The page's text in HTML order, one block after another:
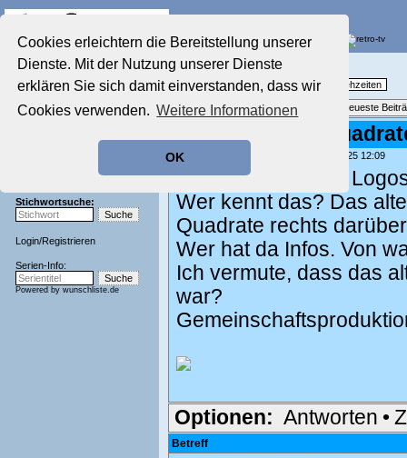
Cookies erleichtern die Bereitstellung unserer
Dienste. Mit der Nutzung unserer Dienste
erklären Sie sich damit einverstanden, dass wir
Cookies verwenden. Weitere Informationen
OK
Startseite
Aktuelles Forum
Film-Forum
Zeichentrick-Forum
Stichwortsuche:
Login/Registrieren
Serien-Info:
Powered by wunschliste.de
Nostalgieecke
TV-Erinnerungen an gute, alte Fernsehzeiten
Themenübersicht • Neues Thema Neueste
BR Logo mit 3
geschrieben von: , 07.03.25 12:09
Wo wir gerade bei
Wer kennt das? Das
Quadrate rechts
Wer hat da Infos. Von
Ich vermute, dass das
war?
Optionen: Antworten •
Betreff